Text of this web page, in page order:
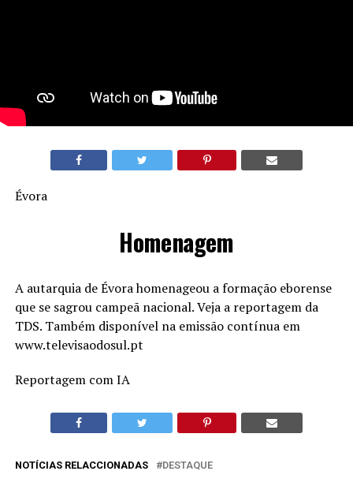
Évora
Homenagem
A autarquia de Évora homenageou a formação eborense
que se sagrou campeã nacional. Veja a reportagem da
TDS. Também disponível na emissão contínua em
www.televisaodosul.pt
Reportagem com IA
NOTÍCIAS RELACCIONADAS DESTAQUE